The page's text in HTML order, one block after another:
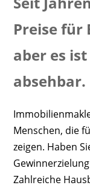
Preise für
aber es
absehbar.
Menschen, die
zeigen. Haben
Zahlreiche